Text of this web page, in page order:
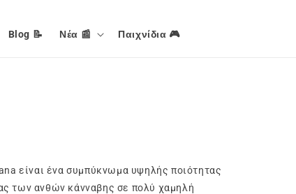
Blog 📝 Νέα 📰 Παιχνίδια 🎮
είναι ένα συμπύκνωμα υψηλής ποιότητας
των ανθών κάνναβης σε πολύ χαμηλή